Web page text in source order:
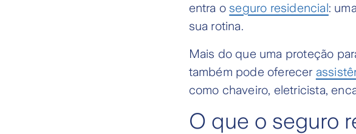
entra o seguro residencial:
sua rotina.
Mais do que uma proteção
também pode oferecer
como chaveiro, eletricista,
O que o seguro